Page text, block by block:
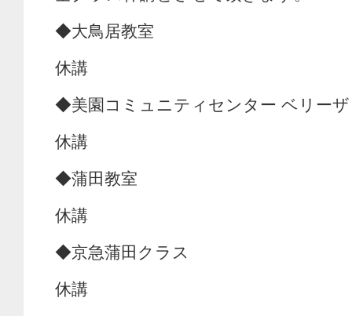
◆大鳥居教室
休講
◆美園コミュニティセンター ベリーザ
休講
◆蒲田教室
休講
◆京急蒲田クラス
休講